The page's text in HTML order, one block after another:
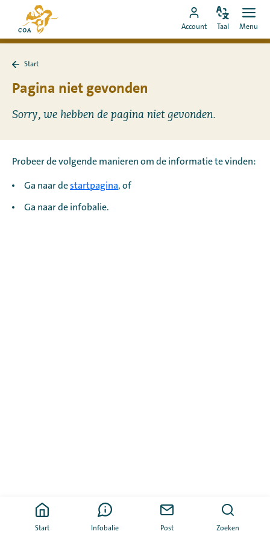
naar
content
Naar
de
startpagina
MyCOA
Ga
naar
Account
Pas
taal
Taal Menu
Start Infobalie Post Zoeken
Start
Start
Pagina niet gevonden
Sorry, we hebben de pagina niet gevonden.
Probeer de volgende manieren om de informatie te vinden:
Ga naar destartpagina, of
Ga naar de infobalie.